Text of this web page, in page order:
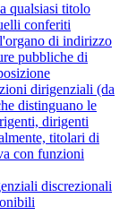
qualsiasi titolo
conferiti
di indirizzo
pubbliche di
dirigenziali (da
distinguano le
dirigenti
titolari di
con funzioni
discrezionali